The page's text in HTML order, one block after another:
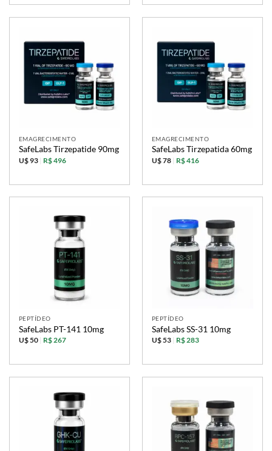
EMAGRECIMENTO
SafeLabs Tirzepatide 90mg
U$ 93 R$ 496
EMAGRECIMENTO
SafeLabs Tirzepatida 60mg
U$ 78 R$ 416
PEPTÍDEO
SafeLabs PT-141 10mg
U$ 50 R$ 267
PEPTÍDEO
SafeLabs SS-31 10mg
U$ 53 R$ 283